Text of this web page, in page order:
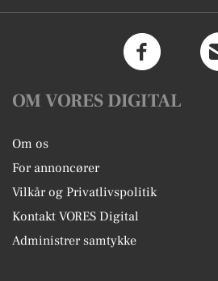
OM VORES DIGITAL
Om os
For annoncører
Vilkår og Privatlivspolitik
Kontakt VORES Digital
Administrer samtykke